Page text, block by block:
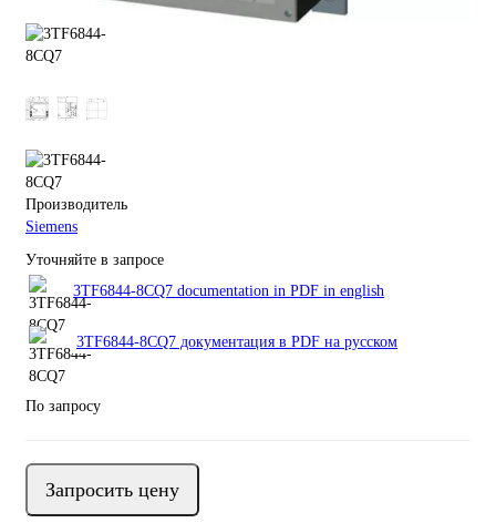
Производитель
Siemens
Уточняйте в запросе
3TF6844-8CQ7 documentation in PDF in english
3TF6844-8CQ7 документация в PDF на русском
По запросу
Запросить цену